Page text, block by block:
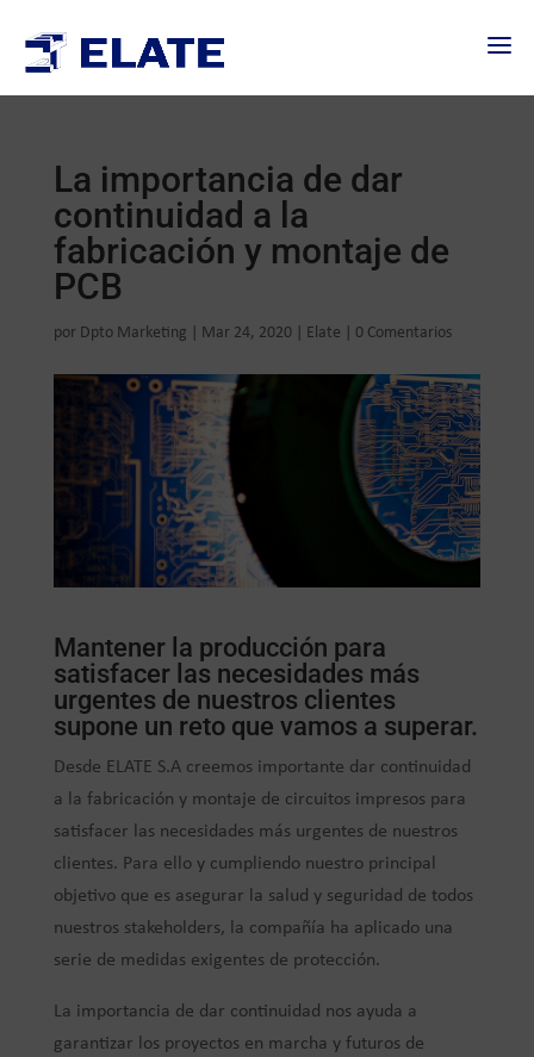
La importancia de dar
continuidad a la
fabricación y montaje de
PCB
por Dpto Marketing Mar 24, 2020| Elate 0 Comentarios
Mantener la producción para
satisfacer las necesidades más
urgentes de nuestros clientes
supone un reto que vamos a superar.
Desde ELATE S.A creemos importante dar continuidad
a la fabricación y montaje de circuitos impresos para
satisfacer las necesidades más urgentes de nuestros
clientes. Para ello y cumpliendo nuestro principal
objetivo que es asegurar la salud y seguridad de todos
nuestros stakeholders, la compañía ha aplicado una
serie de medidas exigentes de protección.
La importancia de dar continuidad nos ayuda a
garantizar los proyectos en marcha y futuros de